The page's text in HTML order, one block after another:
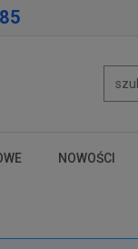
NOWOŚCI